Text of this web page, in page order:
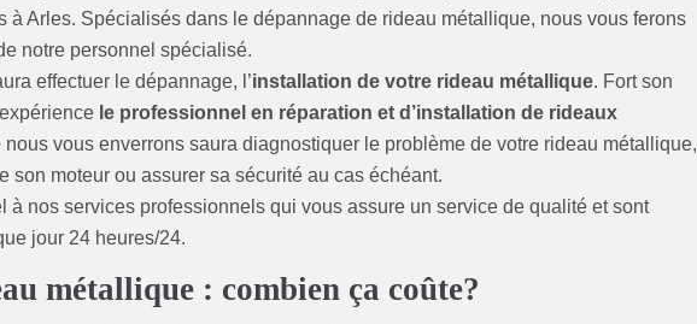
à Arles. Spécialisés dans le dépannage de rideau métallique, nous vous ferons
notre personnel spécialisé.
effectuer le dépannage, l’installation de votre rideau métallique. Fort son
le professionnel en réparation et d’installation de rideaux
nous vous enverrons saura diagnostiquer le problème de votre rideau métallique,
son moteur ou assurer sa sécurité au cas échéant.
à nos services professionnels qui vous assure un service de qualité et sont
jour 24 heures/24.
métallique : combien ça coûte?